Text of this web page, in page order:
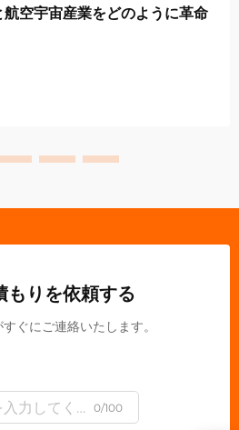
空宇宙産業をどのように革命
もりを依頼する
ぐにご連絡いたします。
0/100